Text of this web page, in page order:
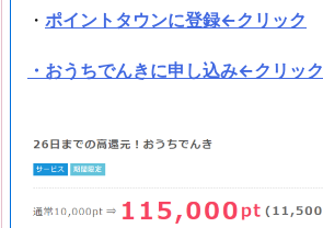
・ ポイントタウンに登録←クリック
・おうちでんきに申し込み←クリック